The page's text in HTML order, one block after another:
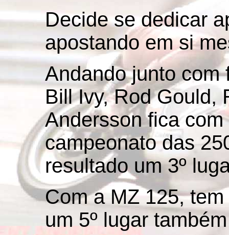
Decide se dedicar
apostando em si
Andando junto com
Bill Ivy, Rod Gould,
Andersson fica
campeonato das
resultado um 3º
Com a MZ 125,
um 5º lugar